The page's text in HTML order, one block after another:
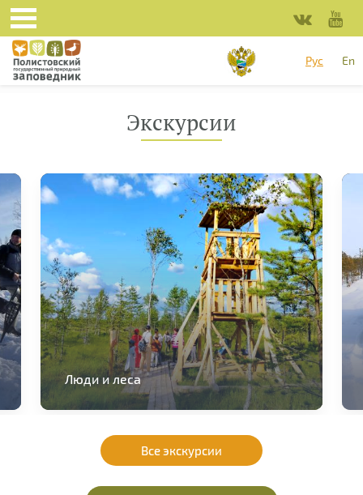
Перейти к основному содержанию
Рус
En
Экскурсии
Люди и леса
Все экскурсии